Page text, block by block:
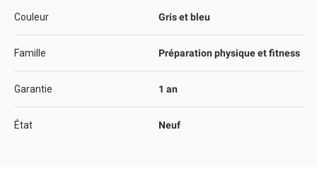
Couleur Gris et bleu
Famille Préparation physique et fitness
Garantie 1 an
État Neuf